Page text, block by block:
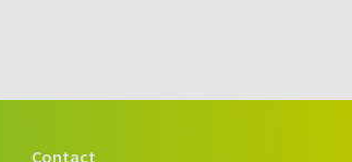
Contact